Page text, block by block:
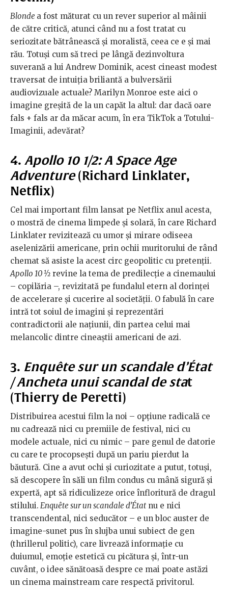
Blonde a fost măturat cu un rever superior al mâinii
de către critică, atunci când nu a fost tratat cu
seriozitate bătrânească și moralistă, ceea ce e și mai
rău. Totuși cum să treci pe lângă dezinvoltura
suverană a lui Andrew Dominik, acest cineast modest
traversat de intuiția briliantă a bulversării
audiovizuale actuale? Marilyn Monroe este aici o
imagine greșită de la un capăt la altul: dar dacă oare
fals + fals ar da măcar acum, în era TikTok a Totului-
Imaginii, adevărat?
4. Apollo 10 1/2: A Space Age
Adventure(Richard Linklater,
Netflix)
Cel mai important film lansat pe Netflix anul acesta,
o mostră de cinema limpede și solară, în care Richard
Linklater revizitează cu umor și mirare odiseea
aselenizării americane, prin ochii muritorului de rând
chemat să asiste la acest circ geopolitic cu pretenții.
Apollo 10 ½ revine la tema de predilecție a cinemaului
– copilăria –, revizitată pe fundalul etern al dorinței
de accelerare și cucerire al societății. O fabulă în care
intră tot soiul de imagini și reprezentări
contradictorii ale națiunii, din partea celui mai
melancolic dintre cineaștii americani de azi.
3. Enquête sur un scandale d’État
/ Ancheta unui scandal de stat
(Thierry de Peretti)
Distribuirea acestui film la noi – opțiune radicală ce
nu cadrează nici cu premiile de festival, nici cu
modele actuale, nici cu nimic – pare genul de datorie
cu care te procopsești după un pariu pierdut la
băutură. Cine a avut ochi și curiozitate a putut, totuși,
să descopere în săli un film condus cu mână sigură și
expertă, apt să ridiculizeze orice înfloritură de dragul
stilului. Enquête sur un scandale d’Étatnu e nici
transcendental, nici seducător – e un bloc auster de
imagine-sunet pus în slujba unui subiect de gen
(thrillerul politic), care livrează informație cu
duiumul, emoție estetică cu picătura și, într-un
cuvânt, o idee sănătoasă despre ce mai poate astăzi
un cinema mainstream care respectă privitorul.